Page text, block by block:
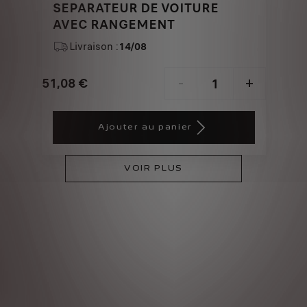
SEPARATEUR DE VOITURE
AVEC RANGEMENT
Livraison :14/08
51,08 €
Price
- +
Quantity
Ajouter au panier
VOIR PLUS